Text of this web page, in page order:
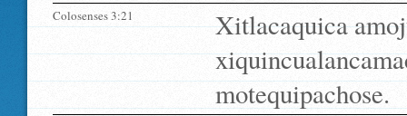
Colosenses 3:21
Xitlacaquica
motequipachose.